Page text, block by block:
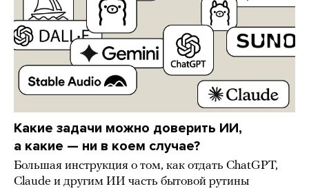
Какие задачи можно доверить ИИ,
а какие — ни в коем случае?
Большая инструкция о том, как отдать ChatGPT,
Claude и другим ИИ часть бытовой рутины